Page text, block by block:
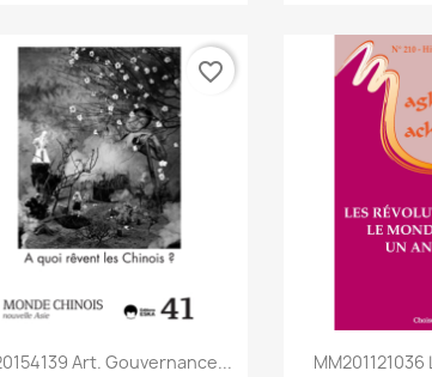
Aperçu rapide
Art. Gouvernance...
favorite_border

MM201121036